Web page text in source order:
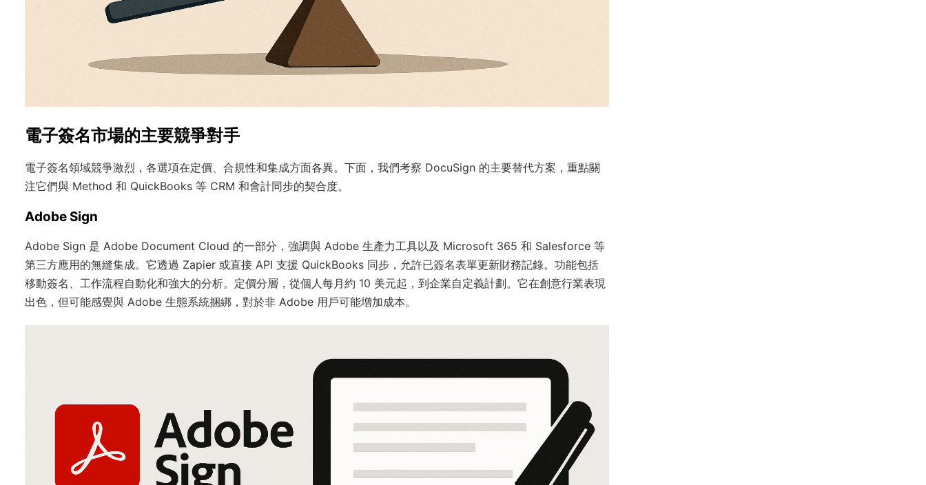
電子簽名市場的主要競爭對手
電子簽名領域競爭激烈，各選項在定價、合規性和集成方面各異。下面，我們考察 DocuSign 的主要替代方案，重點關
注它們與 Method 和 QuickBooks 等 CRM 和會計同步的契合度。
Adobe Sign
Adobe Sign 是 Adobe Document Cloud 的一部分，強調與 Adobe 生產力工具以及 Microsoft 365 和 Salesforce 等
第三方應用的無縫集成。它透過 Zapier 或直接 API 支援 QuickBooks 同步，允許已簽名表單更新財務記錄。功能包括
移動簽名、工作流程自動化和強大的分析。定價分層，從個人每月約 10 美元起，到企業自定義計劃。它在創意行業表現
出色，但可能感覺與 Adobe 生態系統捆綁，對於非 Adobe 用戶可能增加成本。